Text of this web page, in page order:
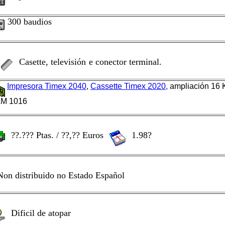
300 baudios
Casette, televisión e conector terminal.
Impresora Timex 2040, Cassette Timex 2020, ampliación 16
1016
??.??? Ptas. / ??,?? Euros 1.98?
distribuido no Estado Español
Dificil de atopar